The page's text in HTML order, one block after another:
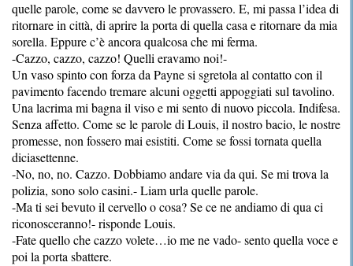
quelle parole, come se davvero le provassero. E, mi passa l’idea di
ritornare in città, di aprire la porta di quella casa e ritornare da mia
sorella. Eppure c’è ancora qualcosa che mi ferma.
-Cazzo, cazzo, cazzo! Quelli eravamo noi!-
Un vaso spinto con forza da Payne si sgretola al contatto con il
pavimento facendo tremare alcuni oggetti appoggiati sul tavolino.
Una lacrima mi bagna il viso e mi sento di nuovo piccola. Indifesa.
Senza affetto. Come se le parole di Louis, il nostro bacio, le nostre
promesse, non fossero mai esistiti. Come se fossi tornata quella
diciasettenne.
-No, no, no. Cazzo. Dobbiamo andare via da qui. Se mi trova la
polizia, sono solo casini.- Liam urla quelle parole.
-Ma ti sei bevuto il cervello o cosa? Se ce ne andiamo di qua ci
riconosceranno!- risponde Louis.
-Fate quello che cazzo volete…io me ne vado- sento quella voce e
poi la porta sbattere.